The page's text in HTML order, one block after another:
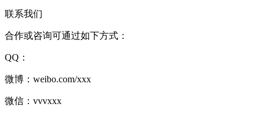
联系我们
合作或咨询可通过如下方式：
QQ：
微博：weibo.com/xxx
微信：vvvxxx